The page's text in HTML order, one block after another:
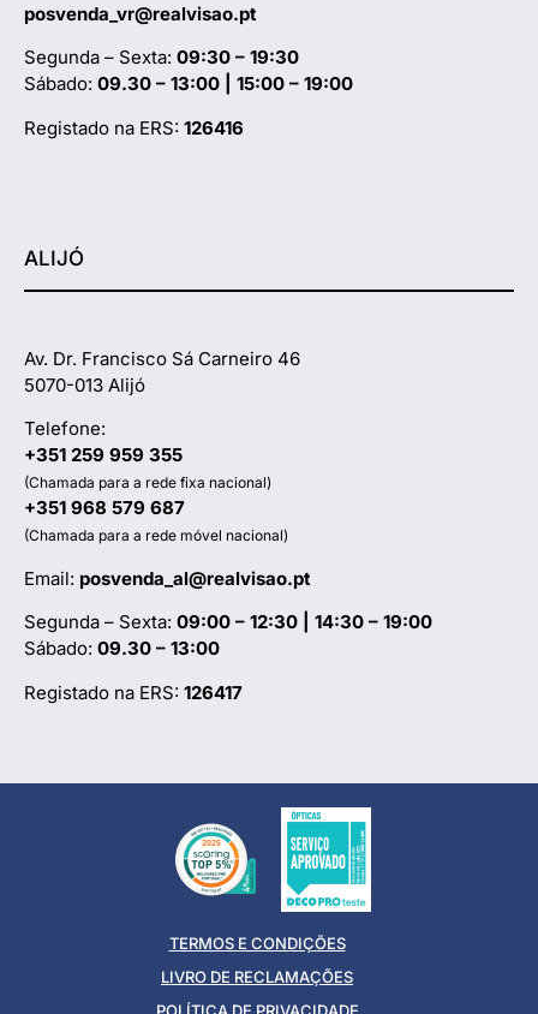
posvenda_vr@realvisao.pt
Segunda – Sexta: 09:30 – 19:30
Sábado: 09.30 – 13:00 | 15:00 – 19:00
Registado na ERS: 126416
ALIJÓ
Av. Dr. Francisco Sá Carneiro 46
5070-013 Alijó
Telefone:
+351 259 959 355
(Chamada para a rede fixa nacional)
+351 968 579 687
(Chamada para a rede móvel nacional)
Email: posvenda_al@realvisao.pt
Segunda – Sexta: 09:00 – 12:30 | 14:30 – 19:00
Sábado: 09.30 – 13:00
Registado na ERS: 126417
TERMOS E CONDIÇÕES
LIVRO DE RECLAMAÇÕES
POLÍTICA DE PRIVACIDADE